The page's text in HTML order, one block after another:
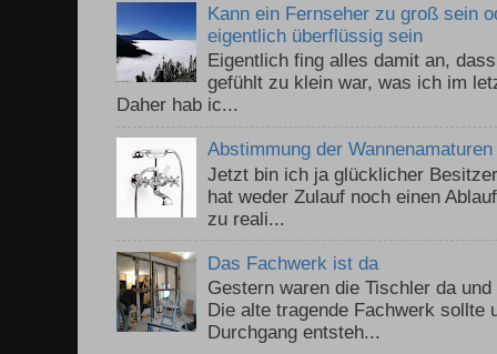
Kann ein Fernseher zu groß sein
eigentlich überflüssig sein
Eigentlich fing alles damit an,
gefühlt zu klein war, was ich im
Daher hab ic...
Abstimmung der Wannenamaturen
Jetzt bin ich ja glücklicher
hat weder Zulauf noch einen
zu reali...
Das Fachwerk ist da
Gestern waren die Tischler da
Die alte tragende Fachwerk sollte
Durchgang entsteh...